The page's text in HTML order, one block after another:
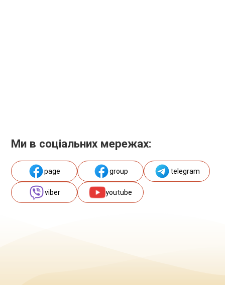
Ми в соціальних мережах:
page group telegram
viber youtube